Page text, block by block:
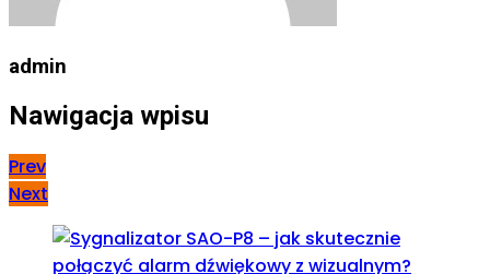
admin
Nawigacja wpisu
Prev
Next